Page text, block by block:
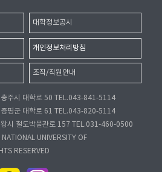
대학정보공시
개인정보처리방침
조직/직원안내
주시 대학로 50 TEL.043-841-5114
평군 대학로 61 TEL.043-820-5114
시 철도박물관로 157 TEL.031-460-0500
UNIVERSITY OF
RESERVED